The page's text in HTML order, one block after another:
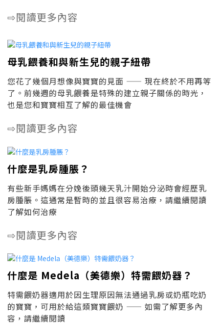
⇨閱讀更多內容
母乳餵養和與新生兒的親子紐帶
您花了幾個月想像與寶寶的見面 —— 現在終於不用再等
了。前幾週的母乳餵養是特殊的建立親子關係的時光，
也是您和寶寶相互了解的最佳機會
⇨閱讀更多內容
什麼是乳房腫脹？
有些新手媽媽在分娩後頭幾天乳汁開始分泌時會經歷乳
房腫脹。這通常是暫時的並且很容易治療，請繼續閱讀
了解如何治療
⇨閱讀更多內容
什麼是 Medela（美德樂）特需餵奶器？
特需餵奶器適用於因生理原因無法通過乳房或奶瓶吃奶
的寶寶，可用於給這類寶寶餵奶 —— 如需了解更多內
容，請繼續閱讀